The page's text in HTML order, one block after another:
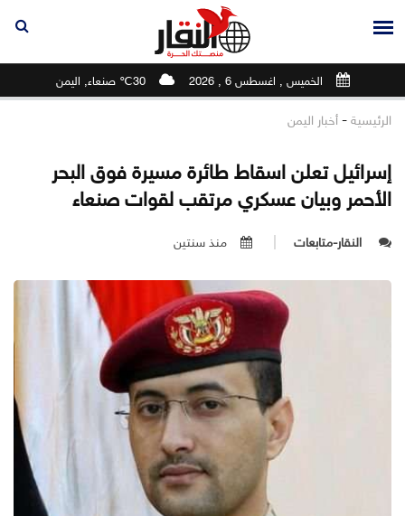
الخميس , اغسطس 6 , 2026 30℃ صنعاء, اليمن
الرئيسية - أخبار اليمن
إسرائيل تعلن اسقاط طائرة مسيرة فوق البحر
الأحمر وبيان عسكري مرتقب لقوات صنعاء
النقار-متابعات منذ سنتين